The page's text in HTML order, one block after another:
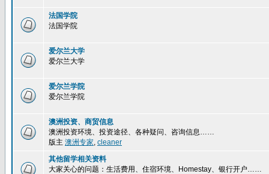
法国学院
法国学院
爱尔兰大学
爱尔兰大学
爱尔兰学院
爱尔兰学院
澳洲投资、商贸信息
澳洲投资环境、投资途径、各种疑问、咨询信息……
版主 澳洲专家, cleaner
其他留学相关资料
大家关心的问题：生活费用、住宿环境、Homestay、银行开户……